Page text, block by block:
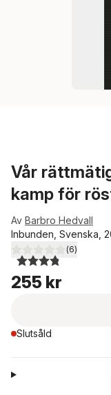
Vår
kamp för
Av Barbro Hedvall
Inbunden, Svenska,
3,8utav 5 stjärnor.
(6)
255 kr
Slutsåld